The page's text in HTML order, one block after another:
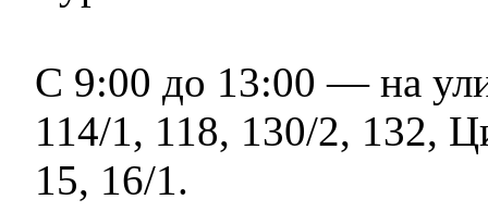
С 9:00 до 13:00 — на
114/1, 118, 130/2, 132,
15, 16/1.